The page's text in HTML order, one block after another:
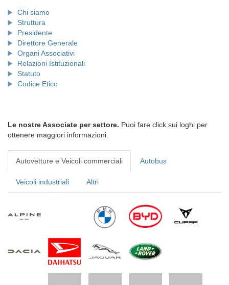
Chi siamo
Struttura
Presidente
Direttore Generale
Organi Associativi
Relazioni Istituzionali
Statuto
Codice Etico
Le nostre Associate per settore. Puoi fare click sui loghi per
ottenere maggiori informazioni.
Autovetture e Veicoli commerciali Autobus
Veicoli industriali Altri